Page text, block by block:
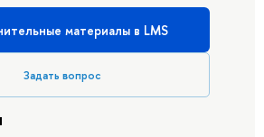
материалы в LMS
Задать вопрос